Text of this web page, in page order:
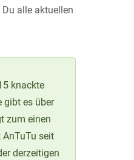
alle aktuellen
knackte
gibt es über
zum einen
seit
derzeitigen